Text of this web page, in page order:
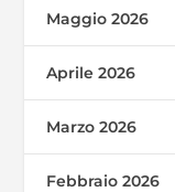
Maggio 2026
Aprile 2026
Marzo 2026
Febbraio 2026